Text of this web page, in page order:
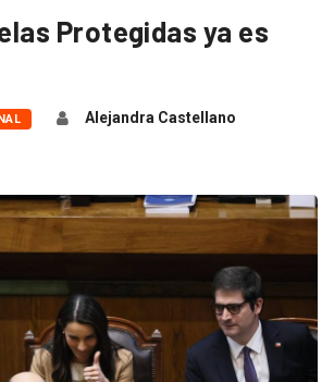
Protegidas ya es
Alejandra Castellano